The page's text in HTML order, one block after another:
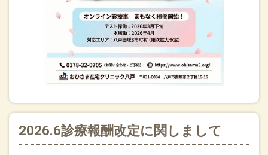
月の目標は”Faithful”職員一同、誠実に真心で仕事を頑張りま
本日起こりました三陸沖地震、八戸は震度５強でしたがクリ
ニック、スタッフ、患者様には大きな被害はないようです。
避難した方もおられるのでまずは状況把握と私たちにできる
セージを頂いた皆様、お心遣いありがとうございます。ゆっ
くりお返事いたしますのでお待ちください。
2026.6診療報酬改定に関しまして